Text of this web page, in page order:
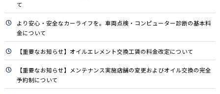
て
より安心・安全なカーライフを。車両点検・コンピューター診断の基本料
金について
【重要なお知らせ】オイルエレメント交換工賃の料金改定について
【重要なお知らせ】メンテナンス実施店舗の変更およびオイル交換の完全
予約制について